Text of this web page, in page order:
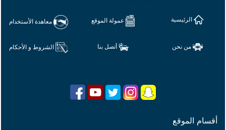
معاهدة الأستخدام الرئيسية
الشروط و الأحكام أتصل بنا من نحن
أقسام الموقع